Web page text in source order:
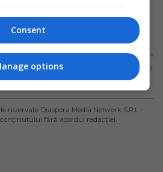
în dimineața zilei de marți, 6
avion care zbura de…
POLITICA DE
POLITICA PRIVIND
rezervate Diaspora Media Network S.R.L -
conținutului fără acordul redacției.
Consent
options